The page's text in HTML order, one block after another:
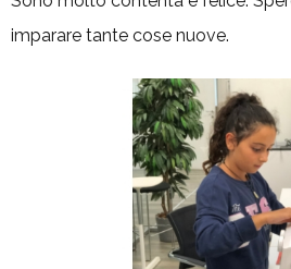
imparare tante cose nuove.